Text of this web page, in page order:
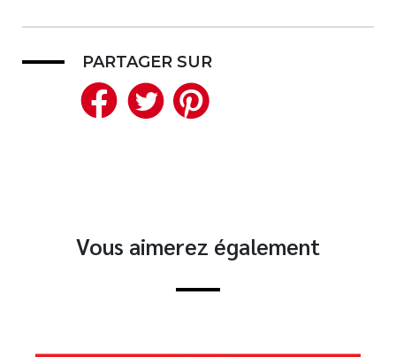
PARTAGER SUR
Facebook
Twitter
Vous aimerez également